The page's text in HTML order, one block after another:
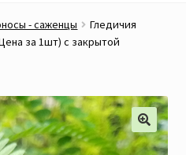
- саженцы
Гледичия
за 1шт) с закрытой